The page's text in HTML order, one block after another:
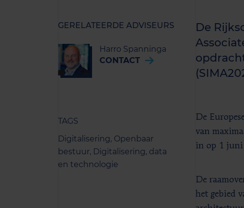
GERELATEERDE ADVISEURS
Harro Spanninga
CONTACT
TAGS
Digitalisering, Openbaar
bestuur, Digitalisering, data
en technologie
De
De
van
in op 1 juni
De
het gebied